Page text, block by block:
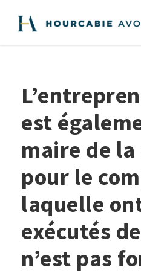
est
maire de
pour le
laquelle
exécutés
n’est pas